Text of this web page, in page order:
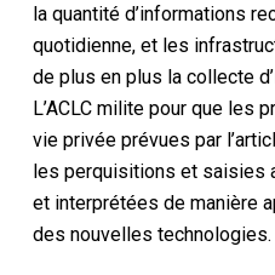
la quantité d’informations
quotidienne, et les
de plus en plus la collecte
L’ACLC milite pour que les
vie privée prévues par
les perquisitions et saisies
et interprétées de manière
des nouvelles technologies.